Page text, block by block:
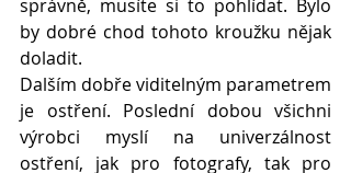
správně, musíte si to pohlídat. Bylo
by dobré chod tohoto kroužku nějak
doladit.
Dalším dobře viditelným parametrem
je ostření. Poslední dobou všichni
výrobci myslí na univerzálnost
ostření, jak pro fotografy, tak pro